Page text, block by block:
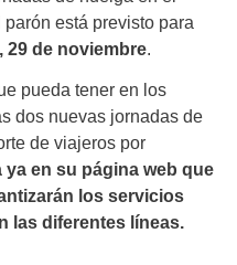
está previsto para
29 de noviembre.
pueda tener en los
dos nuevas jornadas de
de viajeros por
en su página web que
los servicios
las diferentes líneas.